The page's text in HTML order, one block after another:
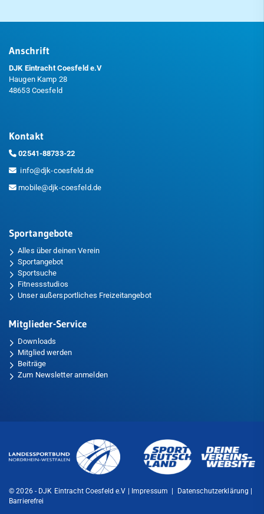
Anschrift
DJK Eintracht Coesfeld e.V
Haugen Kamp 28
48653 Coesfeld
Kontakt
02541-88733-22
info@djk-coesfeld.de
mobile@djk-coesfeld.de
Sportangebote
Alles über deinen Verein
Sportangebot
Sportsuche
Fitnessstudios
Unser außersportliches Freizeitangebot
Mitglieder-Service
Downloads
Mitglied werden
Beiträge
Zum Newsletter anmelden
© 2026 - DJK Eintracht Coesfeld e.V | Impressum Datenschutzerklärung
Barrierefrei